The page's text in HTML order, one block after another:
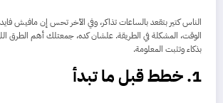
الناس كتير بتقعد بالساعات تذاكر، وفي الآخر تحس إن مافيش
الوقت، المشكلة في الطريقة. علشان كده، جمعتلك أهم الطرق
بذكاء وتثبت المعلومة.
1. خطط قبل ما تبدأ